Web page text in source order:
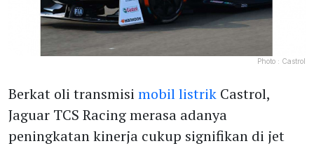
Photo : Castrol
Berkat oli transmisi mobil listrik Castrol,
Jaguar TCS Racing merasa adanya
peningkatan kinerja cukup signifikan di jet